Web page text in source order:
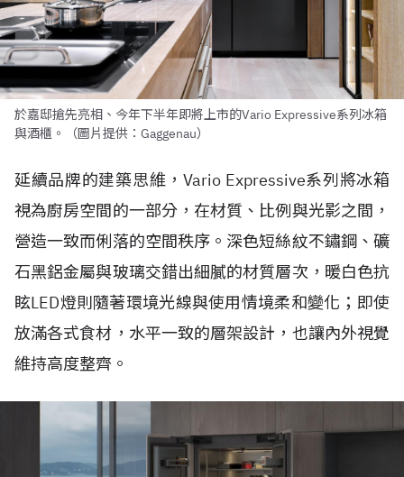
於嘉邸搶先亮相、今年下半年即將上市的Vario Expressive系列冰箱
與酒櫃。（圖片提供：Gaggenau）
延續品牌的建築思維，Vario Expressive系列將冰箱
視為廚房空間的一部分，在材質、比例與光影之間，
營造一致而俐落的空間秩序。深色短絲紋不鏽鋼、礦
石黑鋁金屬與玻璃交錯出細膩的材質層次，暖白色抗
眩LED燈則隨著環境光線與使用情境柔和變化；即使
放滿各式食材，水平一致的層架設計，也讓內外視覺
維持高度整齊。